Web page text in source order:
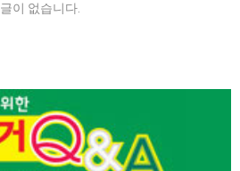
글이 없습니다.